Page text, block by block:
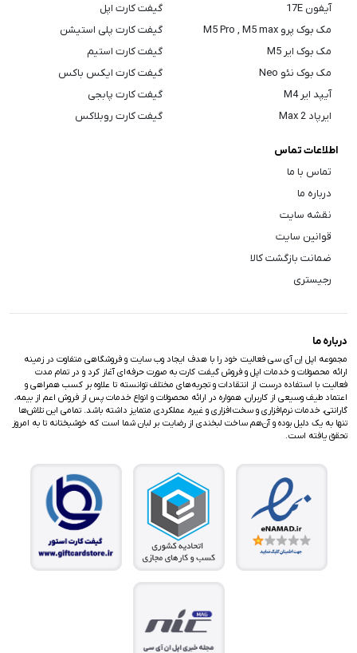
آیفون 17E
مک بوک پرو M5 Pro , M5 max
مک بوک ایر M5
مک بوک نئو Neo
آیپد ایر M4
ایرپاد Max 2
گیفت کارت اپل
گیفت کارت پلی استیشن
گیفت کارت استیم
گیفت کارت ایکس باکس
گیفت کارت پابجی
گیفت کارت روبلاکس
اطلاعات تماس
تماس با ما
درباره ما
نقشه سایت
قوانین سایت
ضمانت بازگشت کالا
رجیستری
درباره ما
مجموعه اپل اِن آی سی فعالیت خود را با هدف ایجاد وب سایت و فروشگاهی متفاوت در زمینه
ارائه محصولات و خدمات اپل و فروش گیفت کارت به صورت حرفه‌ای آغاز کرد و در تمام مدت
فعالیت با استفاده درست از انتقادات و تجربه‌های مختلف توانسته تا علاوه بر کسب همراهی و
اعتماد طیف وسیعی از کاربران، همواره در ارائه محصولات و انواع خدمات پس از فروش اعم از بیمه،
گارانتی، خدمات نرم‌افزاری و سخت‌افزاری و غیره، عملکردی متمایز داشته باشد. تمامی این تلاش‌ها
تنها به یک دلیل بوده و آن‌هم ساخت لبخندی از رضایت بر لبان شما است که خوشبختانه تا به امروز
تحقق یافته است.